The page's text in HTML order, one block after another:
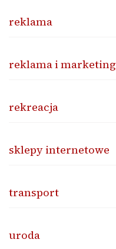
reklama
reklama i marketing
rekreacja
sklepy internetowe
transport
uroda